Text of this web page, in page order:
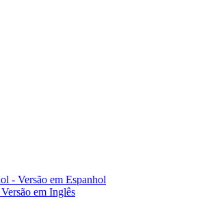
- Versão em Espanhol
em Inglês